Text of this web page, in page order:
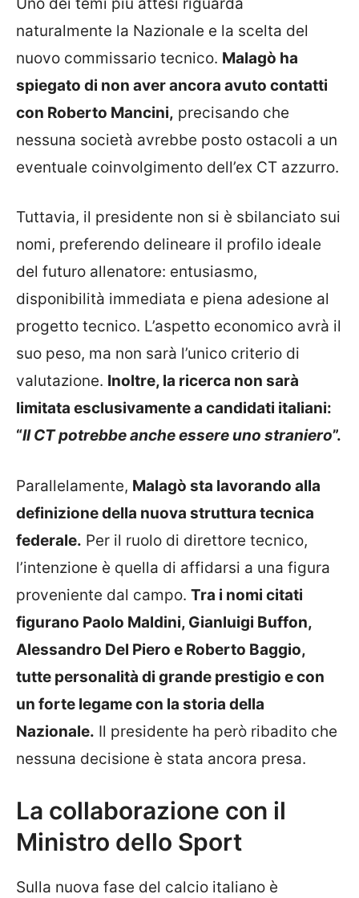
naturalmente la Nazionale e la scelta del
nuovo commissario tecnico. Malagò ha
spiegato di non aver ancora avuto contatti
con Roberto Mancini, precisando che
nessuna società avrebbe posto ostacoli a un
eventuale coinvolgimento dell’ex CT azzurro.
Tuttavia, il presidente non si è sbilanciato sui
nomi, preferendo delineare il profilo ideale
del futuro allenatore: entusiasmo,
disponibilità immediata e piena adesione al
progetto tecnico. L’aspetto economico avrà il
suo peso, ma non sarà l’unico criterio di
valutazione. Inoltre, la ricerca non sarà
limitata esclusivamente a candidati italiani:
“Il CT potrebbe anche essere uno straniero”.
Parallelamente, Malagò sta lavorando alla
definizione della nuova struttura tecnica
federale. Per il ruolo di direttore tecnico,
l’intenzione è quella di affidarsi a una figura
proveniente dal campo. Tra i nomi citati
figurano Paolo Maldini, Gianluigi Buffon,
Alessandro Del Piero e Roberto Baggio,
tutte personalità di grande prestigio e con
un forte legame con la storia della
Nazionale. Il presidente ha però ribadito che
nessuna decisione è stata ancora presa.
La collaborazione con il
Ministro dello Sport
Sulla nuova fase del calcio italiano è